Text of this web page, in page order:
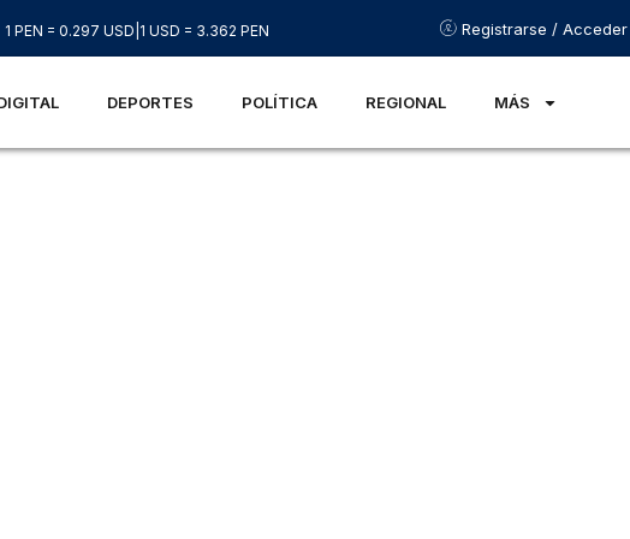
1 PEN = 0.297 USD 1 USD = 3.362 PEN Registrarse / Acceder
DEPORTES POLÍTICA REGIONAL MÁS